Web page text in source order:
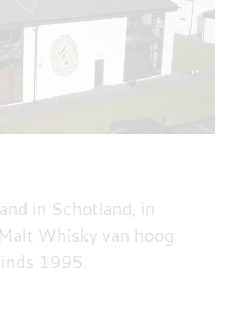
in Schotland, in
Whisky van hoog
1995.